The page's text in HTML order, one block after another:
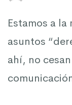
Estamos a
asuntos
ahí, no